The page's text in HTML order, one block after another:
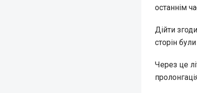
останнім
Дійти
сторін
Через це